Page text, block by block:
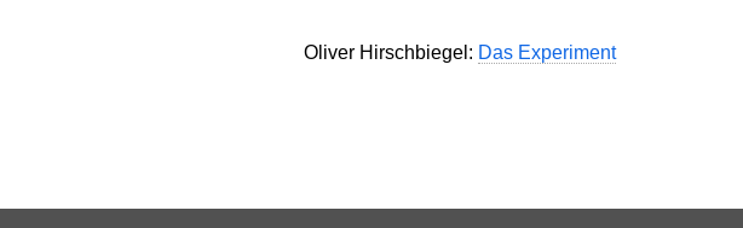
Oliver Hirschbiegel: Das Experiment